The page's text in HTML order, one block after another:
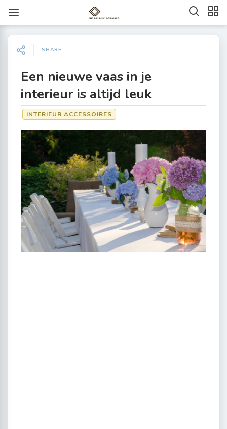
SHARE
Een nieuwe vaas in je
interieur is altijd leuk
INTERIEUR ACCESSOIRES